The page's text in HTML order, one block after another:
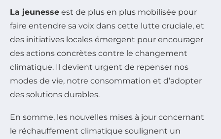
La jeunesse est de plus en plus mobilisée pour
faire entendre sa voix dans cette lutte cruciale, et
des initiatives locales émergent pour encourager
des actions concrètes contre le changement
climatique. Il devient urgent de repenser nos
modes de vie, notre consommation et d’adopter
des solutions durables.
En somme, les nouvelles mises à jour concernant
le réchauffement climatique soulignent un